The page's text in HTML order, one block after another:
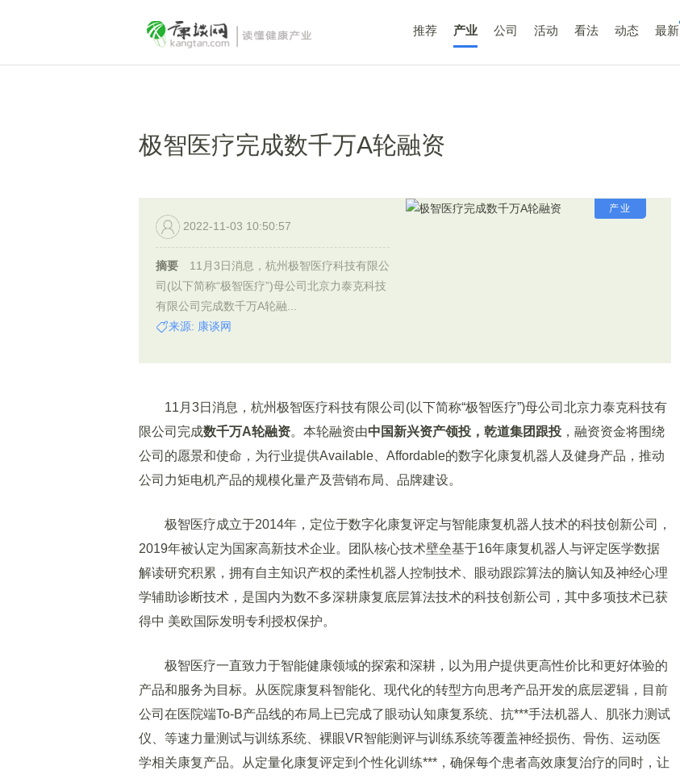
推荐 产业 公司 活动 看法 动态 最新
​极智医疗完成数千万A轮融资
产业
2022-11-03 10:50:57
摘要
11月3日消息，杭州极智医疗科技有限公
司(以下简称“极智医疗”)母公司北京力泰克科技
有限公司完成数千万A轮融...
来源: 康谈网
11月3日消息，杭州极智医疗科技有限公司(以下简称“极智医疗”)母公司北京力泰克科技有
限公司完成数千万A轮融资。本轮融资由中国新兴资产领投，乾道集团跟投 ，融资资金将围绕
公司的愿景和使命，为行业提供Available、Affordable的数字化康复机器人及健身产品，推动
公司力矩电机产品的规模化量产及营销布局、品牌建设。
极智医疗成立于2014年，定位于数字化康复评定与智能康复机器人技术的科技创新公司，
2019年被认定为国家高新技术企业。团队核心技术壁垒基于16年康复机器人与评定医学数据
解读研究积累，拥有自主知识产权的柔性机器人控制技术、眼动跟踪算法的脑认知及神经心理
学辅助诊断技术，是国内为数不多深耕康复底层算法技术的科技创新公司，其中多项技术已获
得中 美欧国际发明专利授权保护。
极智医疗一直致力于智能健康领域的探索和深耕，以为用户提供更高性价比和更好体验的
产品和服务为目标。从医院康复科智能化、现代化的转型方向思考产品开发的底层逻辑，目前
公司在医院端To-B产品线的布局上已完成了眼动认知康复系统、抗***手法机器人、肌张力测试
仪、等速力量测试与训练系统、裸眼VR智能测评与训练系统等覆盖神经损伤、骨伤、运动医
学相关康复产品。从定量化康复评定到个性化训练***，确保每个患者高效康复治疗的同时，让